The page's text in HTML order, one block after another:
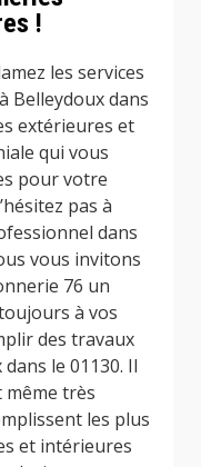
!
les services
Belleydoux dans
extérieures et
qui vous
pour votre
pas à
dans
vous invitons
76 un
à vos
des travaux
le 01130. Il
même très
les plus
et intérieures